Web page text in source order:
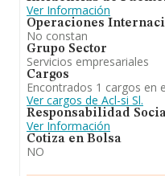
Ver Información
Operaciones
No constan
Grupo Sector
Servicios empresariales
Cargos
Encontrados 1 cargos en
Ver cargos de Acl-si Sl.
Responsabilidad
Ver Información
Cotiza en Bolsa
NO